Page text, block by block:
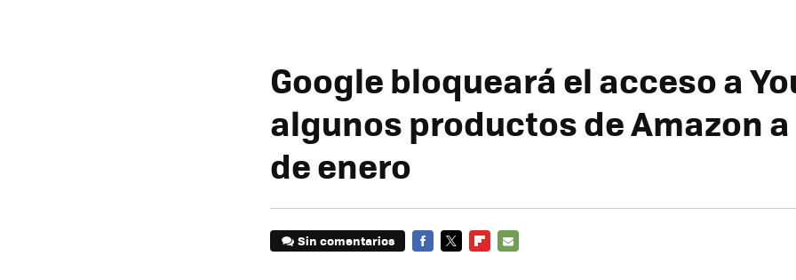
Google bloqueará el acceso a
algunos productos de Amazon
de enero
Sin comentarios